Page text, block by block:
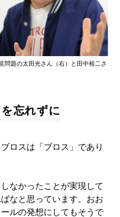
問題の太田光さん（右）と田中裕二さ
忘れずに
ロスは「ブロス」であり
なかったことが実現して
なと思っています。おお
ルの発想にしてもそうで